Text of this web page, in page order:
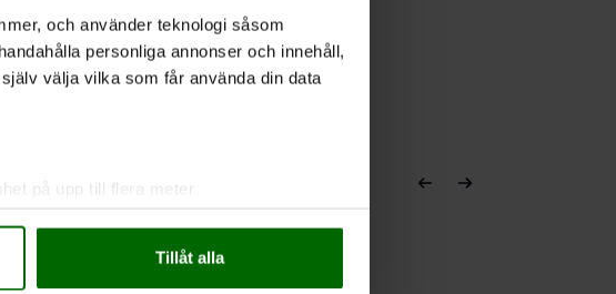
och använder teknologi såsom
personliga annonser och innehåll,
välja vilka som får använda din data
på upp till flera meter
(fingeravtryck)
detaljsektionen
Tillåt alla